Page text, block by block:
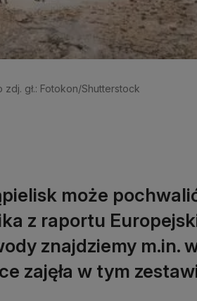
zdj. gł.: Fotokon/Shutterstock
może
z raportu
znajdziemy m.in.
zajęła w tym